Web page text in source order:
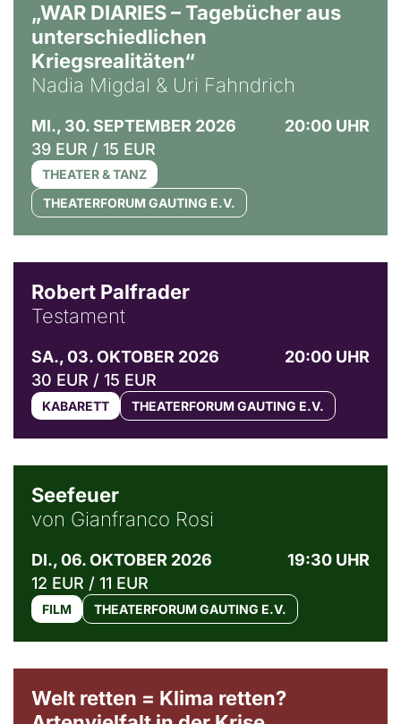
„WAR DIARIES – Tagebücher aus
unterschiedlichen
Kriegsrealitäten“
Nadia Migdal & Uri Fahndrich
MI., 30. SEPTEMBER 2026
20:00 UHR
39 EUR / 15 EUR
THEATER & TANZ
THEATERFORUM GAUTING E.V.
Robert Palfrader
Testament
SA., 03. OKTOBER 2026
20:00 UHR
30 EUR / 15 EUR
KABARETT THEATERFORUM GAUTING E.V.
Seefeuer
von Gianfranco Rosi
DI., 06. OKTOBER 2026
19:30 UHR
12 EUR / 11 EUR
FILM THEATERFORUM GAUTING E.V.
Welt retten = Klima retten?